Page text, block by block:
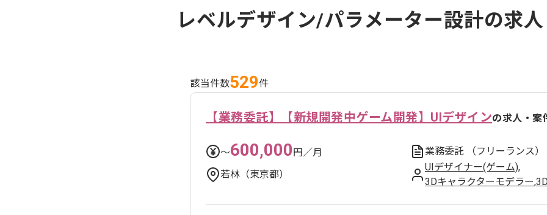
レベルデザイン/パラメーター設計の求
該当件数529件
【業務委託】【新規開発中ゲーム開発】UIデザインの求人・案
〜600,000円／月 業務委託
（フリーランス）
若林（東京都）
UIデザイナー(ゲーム),
3Dキャラクターモデラー,